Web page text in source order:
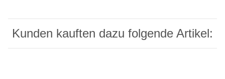
Kunden kauften dazu folgende Artikel: